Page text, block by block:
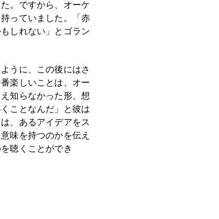
。ですから、オーケ
っていました。「赤
しれない」とゴラン
うに、この後にはさ
楽しいことは、オー
知らなかった形、想
ことなんだ」と彼は
、あるアイデアをス
味を持つのかを伝え
聴くことができ